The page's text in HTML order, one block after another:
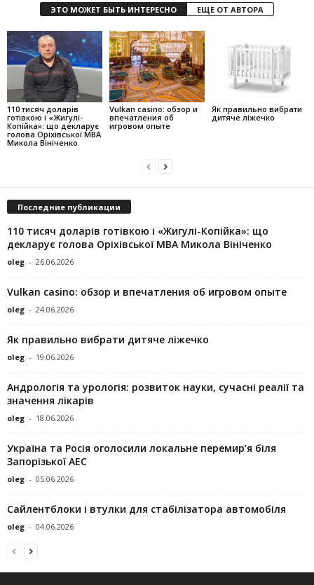
ЭТО МОЖЕТ БЫТЬ ИНТЕРЕСНО ЕЩЕ ОТ АВТОРА
110 тисяч доларів
готівкою і «Жигулі-
Копійка»: що декларує
голова Оріхівської МВА
Микола Вініченко
Vulkan casino: обзор и
впечатления об
игровом опыте
Як правильно вибрати
дитяче ліжечко
Последние публикации
110 тисяч доларів готівкою і «Жигулі-Копійка»: що
декларує голова Оріхівської МВА Микола Вініченко
oleg - 26.06.2026
Vulkan casino: обзор и впечатления об игровом опыте
oleg - 24.06.2026
Як правильно вибрати дитяче ліжечко
oleg - 19.06.2026
Андрологія та урологія: розвиток науки, сучасні реалії та
значення лікарів
oleg - 18.06.2026
Україна та Росія оголосили локальне перемир’я біля
Запорізької АЕС
oleg - 05.06.2026
Сайлентблоки і втулки для стабілізатора автомобіля
oleg - 04.06.2026